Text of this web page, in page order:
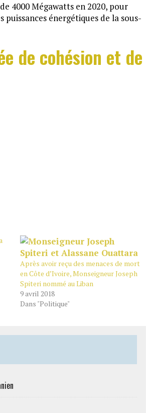
4000 Mégawatts en 2020, pour
énergétiques de la sous-
de cohésion et de
Après avoir reçu des menaces de mort
en Côte d’Ivoire, Monseigneur Joseph
Spiteri nommé au Liban
9 avril 2018
Dans "Politique"